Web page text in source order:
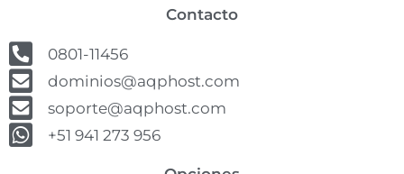
Contacto
0801-11456
dominios@aqphost.com
soporte@aqphost.com
+51 941 273 956